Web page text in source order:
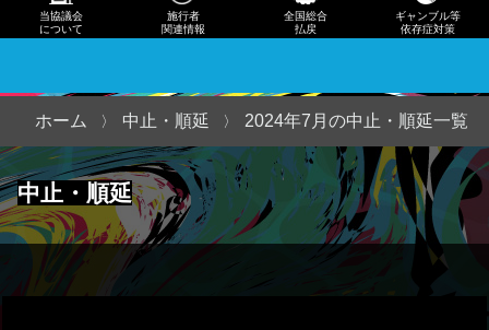
本
場・
案内
当協
議会
につ
いて
当協議会
について
施行者
関連情報
全国総合
払戻
ギャンブル等
依存症対策
中止・順延
ホーム 中止・順延 2024年7月の中止・順延一覧